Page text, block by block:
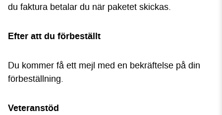
du faktura betalar du när paketet skickas.
Efter att du förbeställt
Du kommer få ett mejl med en bekräftelse på din
förbeställning.
Veteranstöd